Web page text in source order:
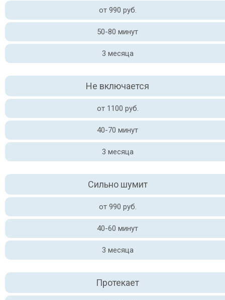
от 990 руб.
50-80 минут
3 месяца
Не включается
от 1100 руб.
40-70 минут
3 месяца
Сильно шумит
от 990 руб.
40-60 минут
3 месяца
Протекает